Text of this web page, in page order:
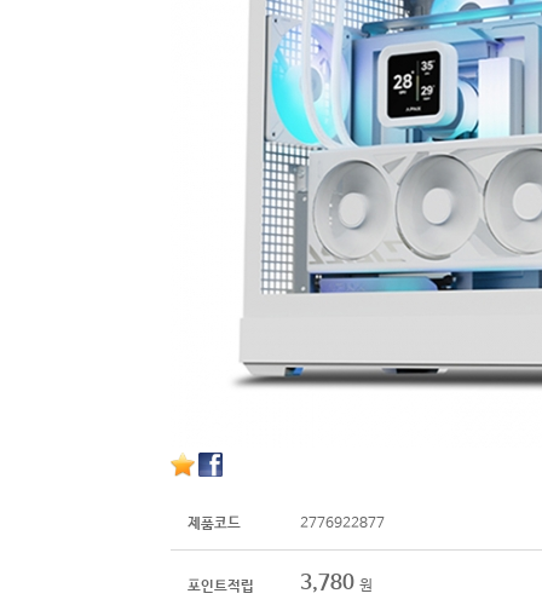
제품코드 2776922877
포인트적립 3,780 원